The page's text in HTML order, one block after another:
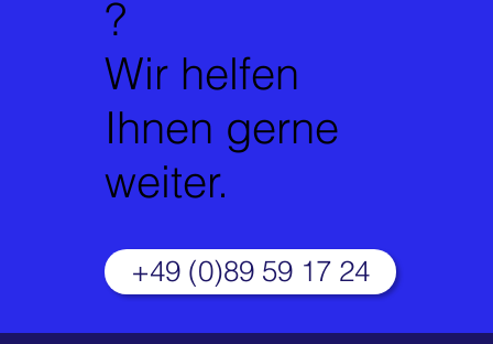
?
Wir helfen
Ihnen gerne
weiter.
+49 (0)89 59 17 24